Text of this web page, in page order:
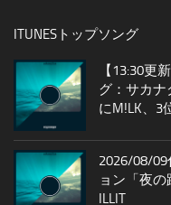
ITUNESトップソング
【13:30更
グ：サカナ
にM!LK、3
2026/08/09
ョン「夜
ILLIT